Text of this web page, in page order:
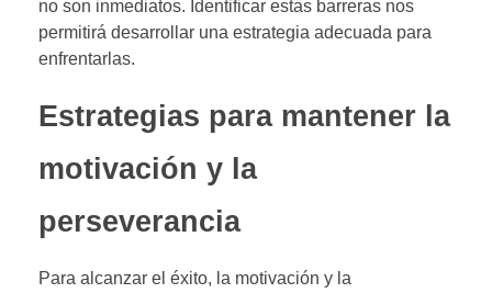
no son inmediatos. Identificar estas barreras nos
permitirá desarrollar una estrategia adecuada para
enfrentarlas.
Estrategias para mantener la
motivación y la
perseverancia
Para alcanzar el éxito, la motivación y la